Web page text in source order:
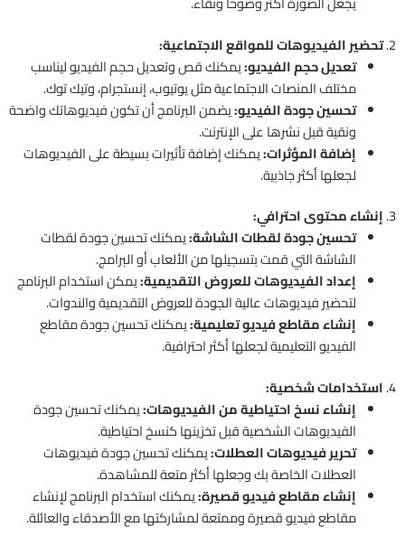
2. تحضير الفيديوهات للمواقع الاجتماعية:
تعديل حجم الفيديو:يمكنك قص وتعديل حجم الفيديو ليناسب
مختلف المنصات الاجتماعية مثل يوتيوب، إنستجرام، وتيك توك.
تحسين جودة الفيديو:يضمن البرنامج أن تكون فيديوهاتك واضحة
ونقية قبل نشرها على الإنترنت.
إضافة المؤثرات:يمكنك إضافة تأثيرات بسيطة على الفيديوهات
لجعلها أكثر جاذبية.
3. إنشاء محتوى احترافي:
تحسين جودة لقطات الشاشة:يمكنك تحسين جودة لقطات
الشاشة التي قمت بتسجيلها من الألعاب أو البرامج.
إعداد الفيديوهات للعروض التقديمية:يمكن استخدام البرنامج
لتحضير فيديوهات عالية الجودة للعروض التقديمية والندوات.
إنشاء مقاطع فيديو تعليمية:يمكنك تحسين جودة مقاطع
الفيديو التعليمية لجعلها أكثر احترافية.
4. استخدامات شخصية:
إنشاء نسخ احتياطية من الفيديوهات:يمكنك تحسين جودة
الفيديوهات الشخصية قبل تخزينها كنسخ احتياطية.
تحرير فيديوهات العطلات:يمكنك تحسين جودة فيديوهات
العطلات الخاصة بك وجعلها أكثر متعة للمشاهدة.
إنشاء مقاطع فيديو قصيرة:يمكنك استخدام البرنامج لإنشاء
مقاطع فيديو قصيرة وممتعة لمشاركتها مع الأصدقاء والعائلة.